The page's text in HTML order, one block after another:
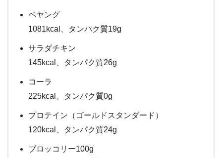
ペヤング
1081kcal、タンパク質19g
サラダチキン
145kcal、タンパク質26g
コーラ
225kcal、タンパク質0g
プロテイン（ゴールドスタンダード）
120kcal、タンパク質24g
ブロッコリー100g